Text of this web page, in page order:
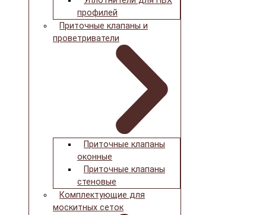
профилей
Приточные клапаны и
проветриватели
Приточные клапаны
оконные
Приточные клапаны
стеновые
Комплектующие для
москитных сеток